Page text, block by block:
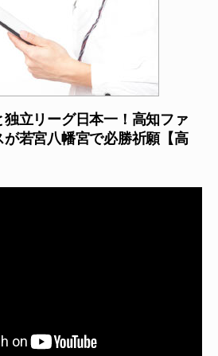
デオポスト（投稿）
・ご感想・ご要望
よくある質問
立リーグ日本一！高知ファ
若宮八幡宮で必勝祈願【高